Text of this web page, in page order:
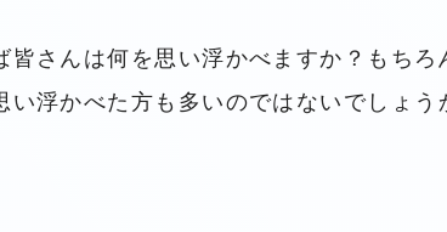
さんは何を思い浮かべますか？もちろ
い浮かべた方も多いのではないでしょう